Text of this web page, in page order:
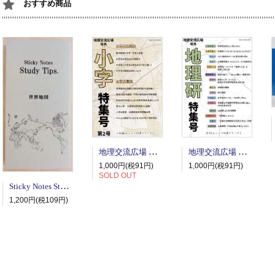
おすすめ商品
Sticky Notes Study Tips 世界地図
1,200円(税109円)
地理交流広場 号外 小字特集号 第2号
1,000円(税91円)
SOLD OUT
地理交流広場 号外 地理研特集号
1,000円(税91円)